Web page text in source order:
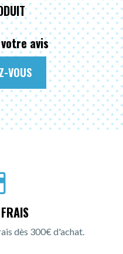
avis
VOUS
dès 300€ d'achat.